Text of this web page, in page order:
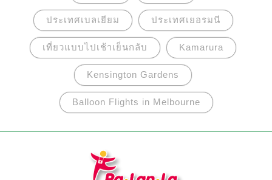
ประเทศเบลเยียม ประเทศเยอรมนี
เที่ยวแบบไปเช้าเย็นกลับ Kamarura
Kensington Gardens
Balloon Flights in Melbourne